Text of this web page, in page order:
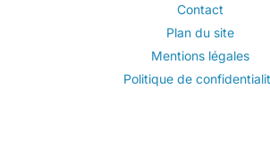
Contact
Plan du site
Mentions légales
Politique de